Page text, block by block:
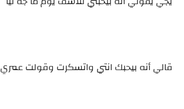
قالي أنه بيحبك انتي واتسكرت وقولت عمري